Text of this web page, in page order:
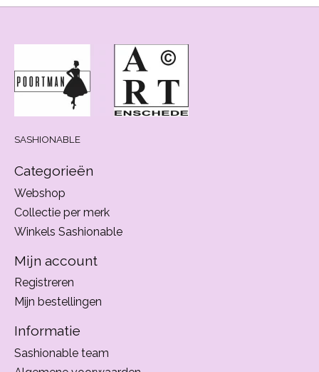
SASHIONABLE
Categorieën
Webshop
Collectie per merk
Winkels Sashionable
Mijn account
Registreren
Mijn bestellingen
Informatie
Sashionable team